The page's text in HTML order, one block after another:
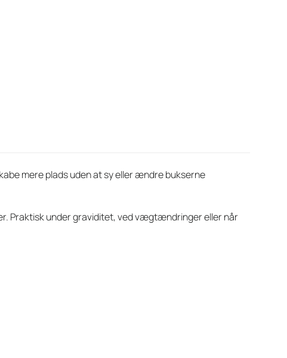
mere plads uden at sy eller ændre bukserne
Praktisk under graviditet, ved vægtændringer eller når